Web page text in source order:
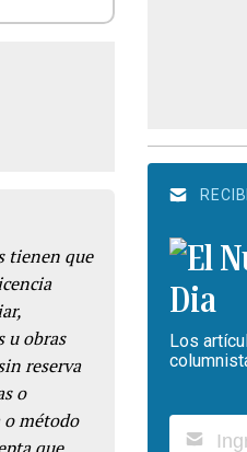
tienen que
u obras
reserva
o
método
Los